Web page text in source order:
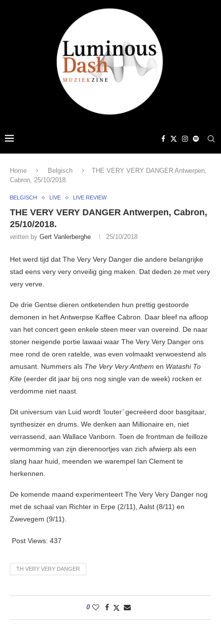
Home Belgisch
THE VERY VERY DANGER Antwerpen,
Cabron, 25/10/2018.
BELGISCH LIVE LIVE REVIEW
THE VERY VERY DANGER Antwerpen, Cabron,
25/10/2018.
written by Gert Vanlerberghe 25/10/2018
Het werd tijd dat The Very Very Danger die andere belangrijke
stad eens very very onveilig ging maken. Dat deden ze met very
very verve.
De drie Gentse dieren ontketenden hun prettig gestoorde
demonen in het Antwerpse Kaffee Cabron. Daar bleef na afloop
van het concert geen enkele steen meer van overeind. De naar
stoner neigende portie lawaai waar The Very Very Danger ons
mee rond de oren ratelde, was even volmaakt verwoestend als
amusant. Nummers als The Very Very Anthem en Watashi To
Kite (eerder dit jaar bij ons nog single van de week) rocken er
verdomme niet naast.
Dit universum van Luid wordt ‘louter’ gecreëerd door basgitaar,
synthesizer en drums. We denken aan Millionaire en, niet
verrassend, aan Wallace Vanborn. Toen de frontman de feilloze
vermomming van zijn dierenoortjes van zich afwierp als een
slang haar huid, meenden we warempel Ian Clement te
herkennen.
De komende maand experimenteert The Very Very Danger nog
met de schaal van Richter in Erpe (2/11), Aalst (8/11) en
Zwevegem (9/11).
Post Views: 437
TH VERY VERY DANGER
0